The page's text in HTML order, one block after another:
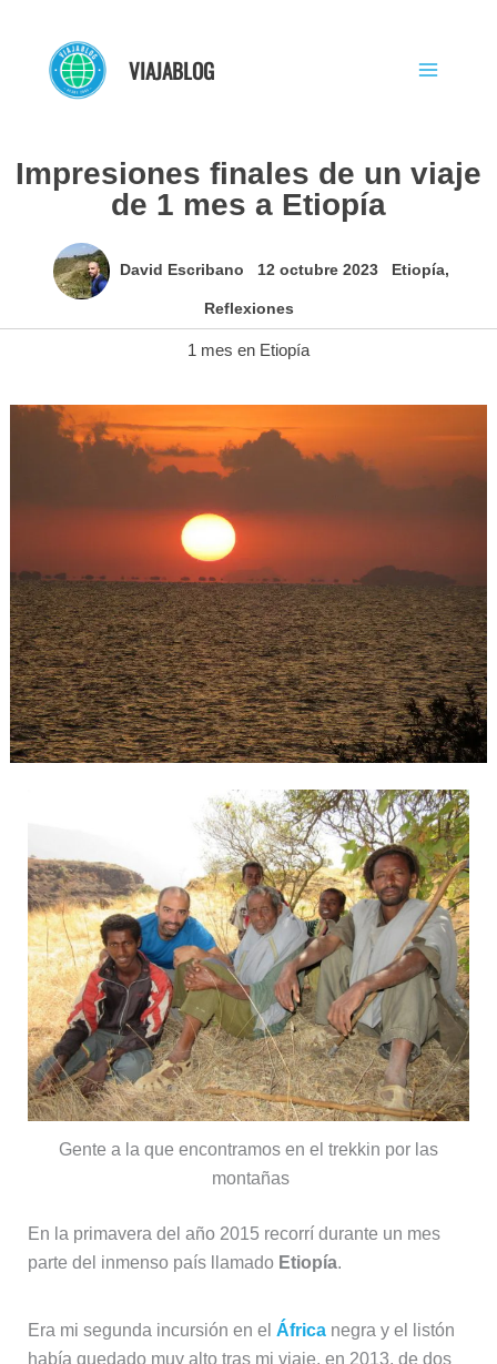
contenido
VIAJABLOG
Impresiones finales de un viaje
de 1 mes a Etiopía
David Escribano 12 octubre 2023 Etiopía,
Reflexiones
1 mes en Etiopía
Gente a la que encontramos en el trekkin por las
montañas
En la primavera del año 2015 recorrí durante un mes
parte del inmenso país llamadoEtiopía.
Era mi segunda incursión en el Áfricanegra y el listón
había quedado muy alto tras mi viaje, en 2013, de dos